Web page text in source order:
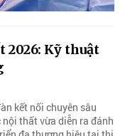
2026: Kỹ thuật
kết nối chuyên sâu
thất vừa diễn ra đánh